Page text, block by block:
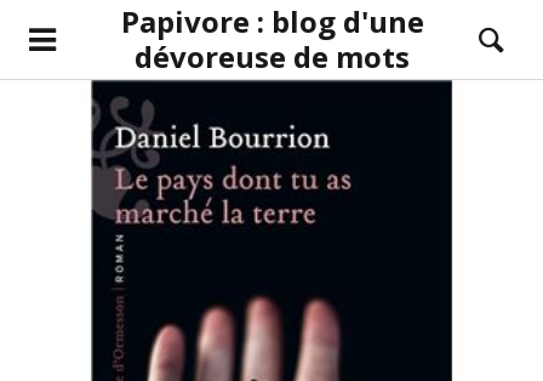
Papivore : blog d'une
dévoreuse de mots